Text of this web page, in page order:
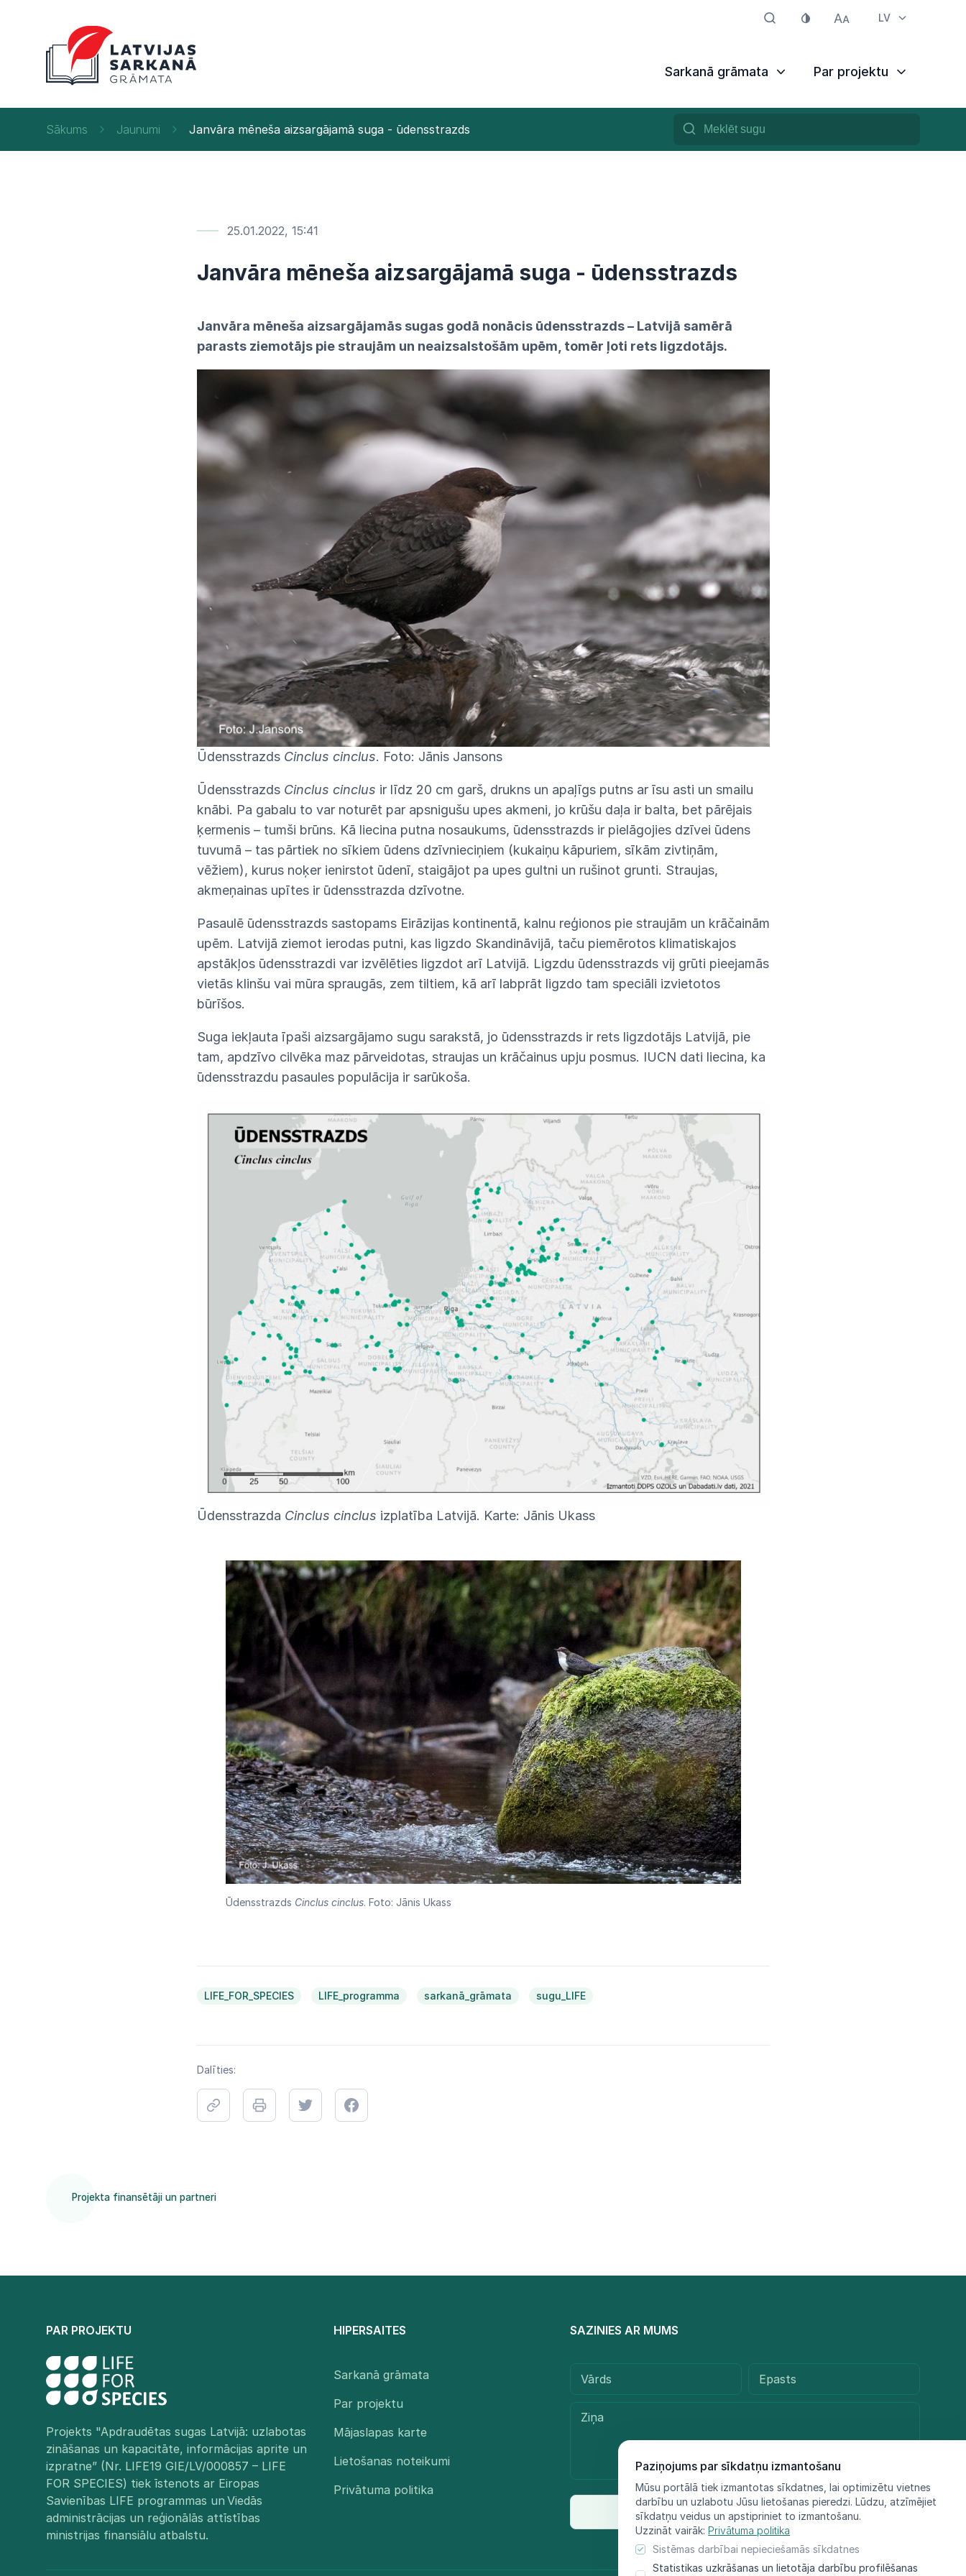
LV
Sarkanā grāmata Par projektu
Paziņojums par sīkdatņu izmantošanu
Mūsu portālā tiek izmantotas sīkdatnes, lai optimizētu vietnes
darbību un uzlabotu Jūsu lietošanas pieredzi. Lūdzu, atzīmējiet
sīkdatņu veidus un apstipriniet to izmantošanu.
Uzzināt vairāk: Privātuma politika
Sistēmas darbībai nepieciešamās sīkdatnes
Statistikas uzkrāšanas un lietotāja darbību profilēšanas
Sākums Jaunumi Janvāra mēneša aizsargājamā suga - ūdensstrazds
25.01.2022, 15:41
Janvāra mēneša aizsargājamā suga - ūdensstrazds
Janvāra mēneša aizsargājamās sugas godā nonācis ūdensstrazds – Latvijā samērā
parasts ziemotājs pie straujām un neaizsalstošām upēm, tomēr ļoti rets ligzdotājs.
Ūdensstrazds Cinclus cinclus. Foto: Jānis Jansons
Ūdensstrazds Cinclus cinclus ir līdz 20 cm garš, drukns un apaļīgs putns ar īsu asti un smailu
knābi. Pa gabalu to var noturēt par apsnigušu upes akmeni, jo krūšu daļa ir balta, bet pārējais
ķermenis – tumši brūns. Kā liecina putna nosaukums, ūdensstrazds ir pielāgojies dzīvei ūdens
tuvumā – tas pārtiek no sīkiem ūdens dzīvnieciņiem (kukaiņu kāpuriem, sīkām zivtiņām,
vēžiem), kurus noķer ienirstot ūdenī, staigājot pa upes gultni un rušinot grunti. Straujas,
akmeņainas upītes ir ūdensstrazda dzīvotne.
Pasaulē ūdensstrazds sastopams Eirāzijas kontinentā, kalnu reģionos pie straujām un krāčainām
upēm. Latvijā ziemot ierodas putni, kas ligzdo Skandināvijā, taču piemērotos klimatiskajos
apstākļos ūdensstrazdi var izvēlēties ligzdot arī Latvijā. Ligzdu ūdensstrazds vij grūti pieejamās
vietās klinšu vai mūra spraugās, zem tiltiem, kā arī labprāt ligzdo tam speciāli izvietotos
būrīšos.
Suga iekļauta īpaši aizsargājamo sugu sarakstā, jo ūdensstrazds ir rets ligzdotājs Latvijā, pie
tam, apdzīvo cilvēka maz pārveidotas, straujas un krāčainus upju posmus. IUCN dati liecina, ka
ūdensstrazdu pasaules populācija ir sarūkoša.
Ūdensstrazda Cinclus cinclus izplatība Latvijā. Karte: Jānis Ukass
Ūdensstrazds Cinclus cinclus. Foto: Jānis Ukass
LIFE_FOR_SPECIES LIFE_programma sarkanā_grāmata sugu_LIFE
Dalīties:
Projekta finansētāji un partneri
PAR PROJEKTU
Projekts "Apdraudētas sugas Latvijā: uzlabotas
zināšanas un kapacitāte, informācijas aprite un
izpratne” (Nr. LIFE19 GIE/LV/000857 – LIFE
FOR SPECIES) tiek īstenots ar Eiropas
Savienības LIFE programmas un Viedās
administrācijas un reģionālās attīstības
ministrijas finansiālu atbalstu.​
HIPERSAITES
Sarkanā grāmata
Par projektu
Mājaslapas karte
Lietošanas noteikumi
Privātuma politika
SAZINIES AR MUMS
Sūtīt ziņu